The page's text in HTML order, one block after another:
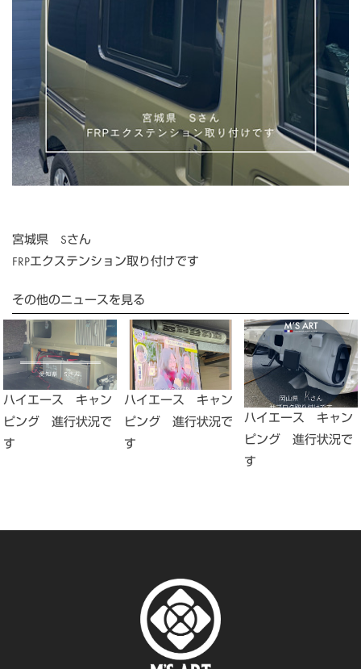
宮城県 Sさん
FRPエクステンション取り付けです
その他のニュースを見る
ハイエース キャン
ピング 進行状況で
す
ハイエース キャン
ピング 進行状況で
す
ハイエース キャン
ピング 進行状況で
す